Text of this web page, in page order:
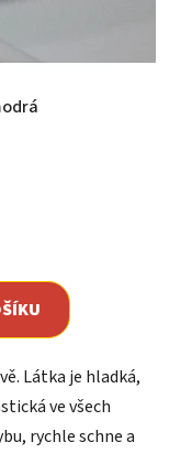
Látka je hladká,
ve všech
rychle schne a